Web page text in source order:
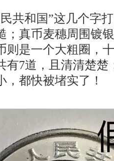
和国”这几个字打
；真币麦穗周围镀
则是一个大粗圈，
有7道，且清清楚楚
，都快被堵实了！